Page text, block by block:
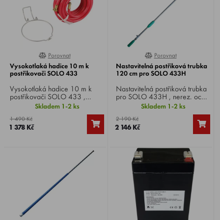
0%
Porovnat
Vysokotlaká hadice 10 m k
postřikovači SOLO 433
Vysokotlaká hadice 10 m k
postřikovači SOLO 433 ,
závěs na hrdlo nádrže.
Skladem 1-2 ks
1 490 Kč
1 378 Kč
0%
Porovnat
Nastavitelná postřiková trubka
120 cm pro SOLO 433H
Nastavitelná postřiková trubka
pro SOLO 433H , nerez. ocel,
120 cm, 2 trysky 2,2 mm a
Skladem 1-2 ks
2 190 Kč
2 146 Kč